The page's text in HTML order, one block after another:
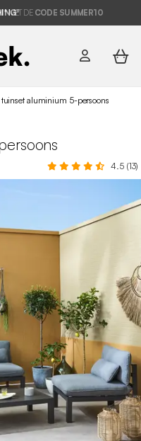
MET DE CODE SUMMER10
tuinset aluminium 5-persoons
4.5 (13)